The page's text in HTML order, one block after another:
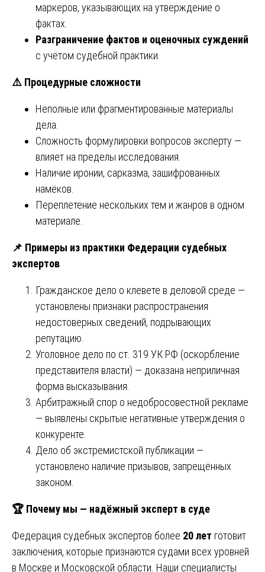
маркеров, указывающих на утверждение о
фактах.
Разграничение фактов и оценочных суждений
с учётом судебной практики.
⚠️ Процедурные сложности
Неполные или фрагментированные материалы
дела.
Сложность формулировки вопросов эксперту —
влияет на пределы исследования.
Наличие иронии, сарказма, зашифрованных
намёков.
Переплетение нескольких тем и жанров в одном
материале.
📌 Примеры из практики Федерации судебных
экспертов
Гражданское дело о клевете в деловой среде —
установлены признаки распространения
недостоверных сведений, подрывающих
репутацию.
Уголовное дело по ст. 319 УК РФ (оскорбление
представителя власти) — доказана неприличная
форма высказывания.
Арбитражный спор о недобросовестной рекламе
— выявлены скрытые негативные утверждения о
конкуренте.
Дело об экстремистской публикации —
установлено наличие призывов, запрещённых
законом.
🏆 Почему мы — надёжный эксперт в суде
Федерация судебных экспертов более 20 лет готовит
заключения, которые признаются судами всех уровней
в Москве и Московской области. Наши специалисты